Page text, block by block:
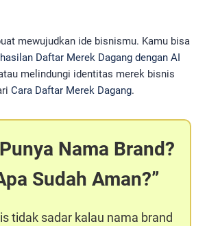
mewujudkan ide bisnismu. Kamu bisa
Daftar Merek Dagang dengan AI
melindungi identitas merek bisnis
Cara Daftar Merek Dagang.
Nama Brand?
Sudah Aman?
tidak sadar kalau nama brand